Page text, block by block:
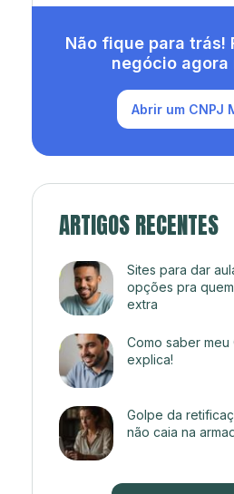
Não fique para trás!
negócio agora
Abrir um CNPJ
ARTIGOS RECENTES
Sites para dar
opções pra
extra
Como saber meu
explica!
Golpe da
não caia na